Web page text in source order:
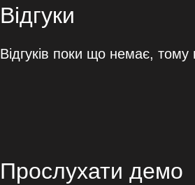
Відгуки
Відгуків поки що немає,
Прослухати демо